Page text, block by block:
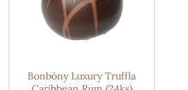
Bonbóny Luxury Truffla